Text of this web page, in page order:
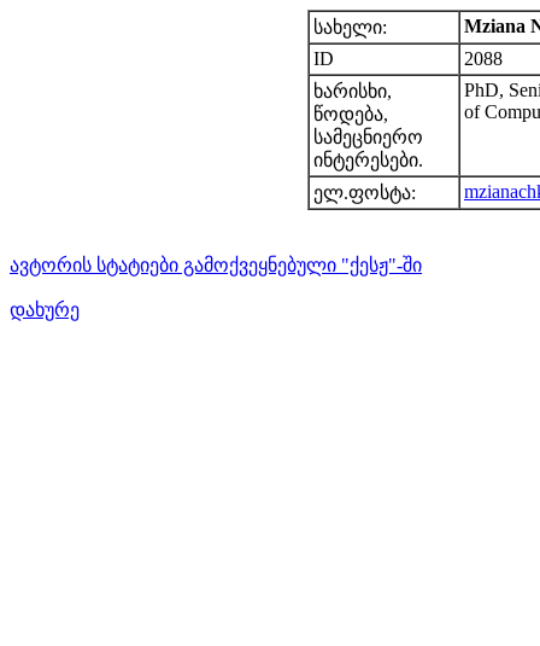
სახელი:
Mziana
ID
2088
ხარისხი,
წოდება,
სამეცნიერო
ინტერესები.
PhD,
of
ელ.ფოსტა:
ავტორის სტატიები გამოქვეყნებული "ქესჟ"-ში
დახურე